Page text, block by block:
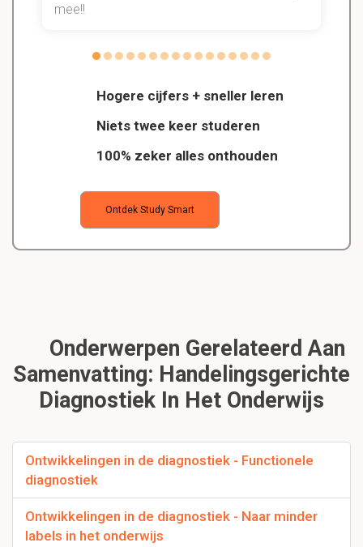
Hogere cijfers + sneller leren
Niets twee keer studeren
100% zeker alles onthouden
Ontdek Study Smart
mee!!
Onderwerpen Gerelateerd Aan
Samenvatting: Handelingsgerichte
Diagnostiek In Het Onderwijs
Ontwikkelingen in de diagnostiek - Functionele
diagnostiek
Ontwikkelingen in de diagnostiek - Naar minder
labels in het onderwijs